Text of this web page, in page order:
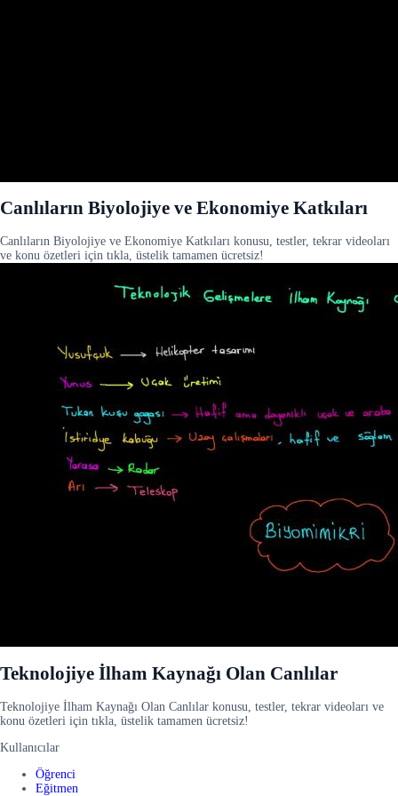
Canlıların Biyolojiye ve Ekonomiye Katkıları
Canlıların Biyolojiye ve Ekonomiye Katkıları konusu, testler, tekrar videoları
ve konu özetleri için tıkla, üstelik tamamen ücretsiz!
Teknolojiye İlham Kaynağı Olan Canlılar
Teknolojiye İlham Kaynağı Olan Canlılar konusu, testler, tekrar videoları ve
konu özetleri için tıkla, üstelik tamamen ücretsiz!
Kullanıcılar
Öğrenci
Eğitmen